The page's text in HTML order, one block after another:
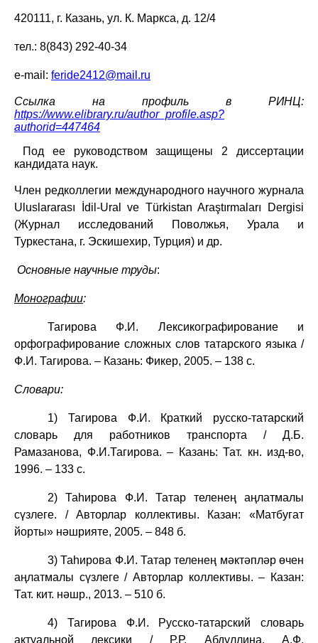
420111, г. Казань, ул. К. Маркса, д. 12/4
тел.: 8(843) 292-40-34
e-mail : feride2412@mail .ru
Ссылка на профиль в РИНЦ:
https://www.elibrary.ru/author_profile.asp?
authorid=447464
Под ее руководством защищены 2 диссертации
кандидата наук.
Член редколлегии международного научного журнала
Uluslararası İdil-Ural ve Türkistan Araştırmaları Dergisi
(Журнал исследований Поволжья, Урала и
Туркестана, г. Эскишехир, Турция) и др.
Основные научные труды:
Монографии:
Тагирова Ф.И. Лексикографирование и
орфографирование сложных слов татарского языка /
Ф.И. Тагирова. – Казань: Фикер, 2005. – 138 с.
Словари:
1) Тагирова Ф.И.
Краткий русско-татарский
словарь для работников транспорта / Д.Б.
Рамазанова, Ф.И.Тагирова. – Казань: Тат. кн. изд-во,
1996. – 133 с.
2) Таһирова Ф.И. Татар теленең аңлатмалы
сүзлеге. / Авторлар коллективы. Казан: «Матбугат
йорты» нәшрияте, 2005. – 848 б.
3) Таһирова Ф.И. Татар теленең мәктәпләр өчен
аңлатмалы сүзлеге / Авторлар коллективы. – Казан:
Тат. кит. нәшр., 2013. – 510 б.
4) Тагирова Ф.И. Русско-татарский словарь
актуальной лексики / Р.Р. Абдуллина, А.Ф.